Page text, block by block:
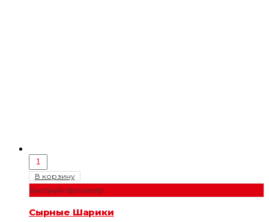
В корзину
Быстрый просмотр
Сырные Шарики